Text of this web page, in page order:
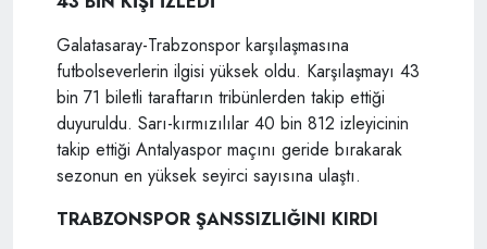
Galatasaray-Trabzonspor karşılaşmasına
futbolseverlerin ilgisi yüksek oldu. Karşılaşmayı 43
bin 71 biletli taraftarın tribünlerden takip ettiği
duyuruldu. Sarı-kırmızılılar 40 bin 812 izleyicinin
takip ettiği Antalyaspor maçını geride bırakarak
sezonun en yüksek seyirci sayısına ulaştı.
TRABZONSPOR ŞANSSIZLIĞINI KIRDI